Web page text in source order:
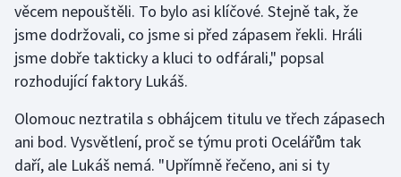
Parasport
Plavání
Ragby
věcem nepouštěli. To bylo asi klíčové. Stejně tak, že
jsme dodržovali, co jsme si před zápasem řekli. Hráli
jsme dobře takticky a kluci to odfárali," popsal
rozhodující faktory Lukáš.
Olomouc neztratila s obhájcem titulu ve třech zápasech
ani bod. Vysvětlení, proč se týmu proti Ocelářům tak
daří, ale Lukáš nemá. "Upřímně řečeno, ani si ty